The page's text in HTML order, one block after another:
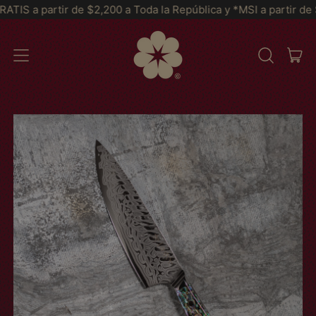
$2,200 a Toda la República y *MSI a partir de $2999*
MENU
SUR
NOTRE
SITE